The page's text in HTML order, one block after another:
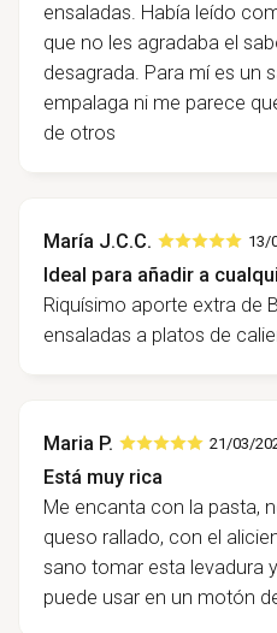
ensaladas. Había leído
que no les agradaba el
desagrada. Para mí es un
empalaga ni me parece
de otros
María J.C.C. 13/
Ideal para añadir a
Riquísimo aporte extra de
ensaladas a platos de
Maria P. 21/03/
Está muy rica
Me encanta con la pasta,
queso rallado, con el
sano tomar esta levadura
puede usar en un motón